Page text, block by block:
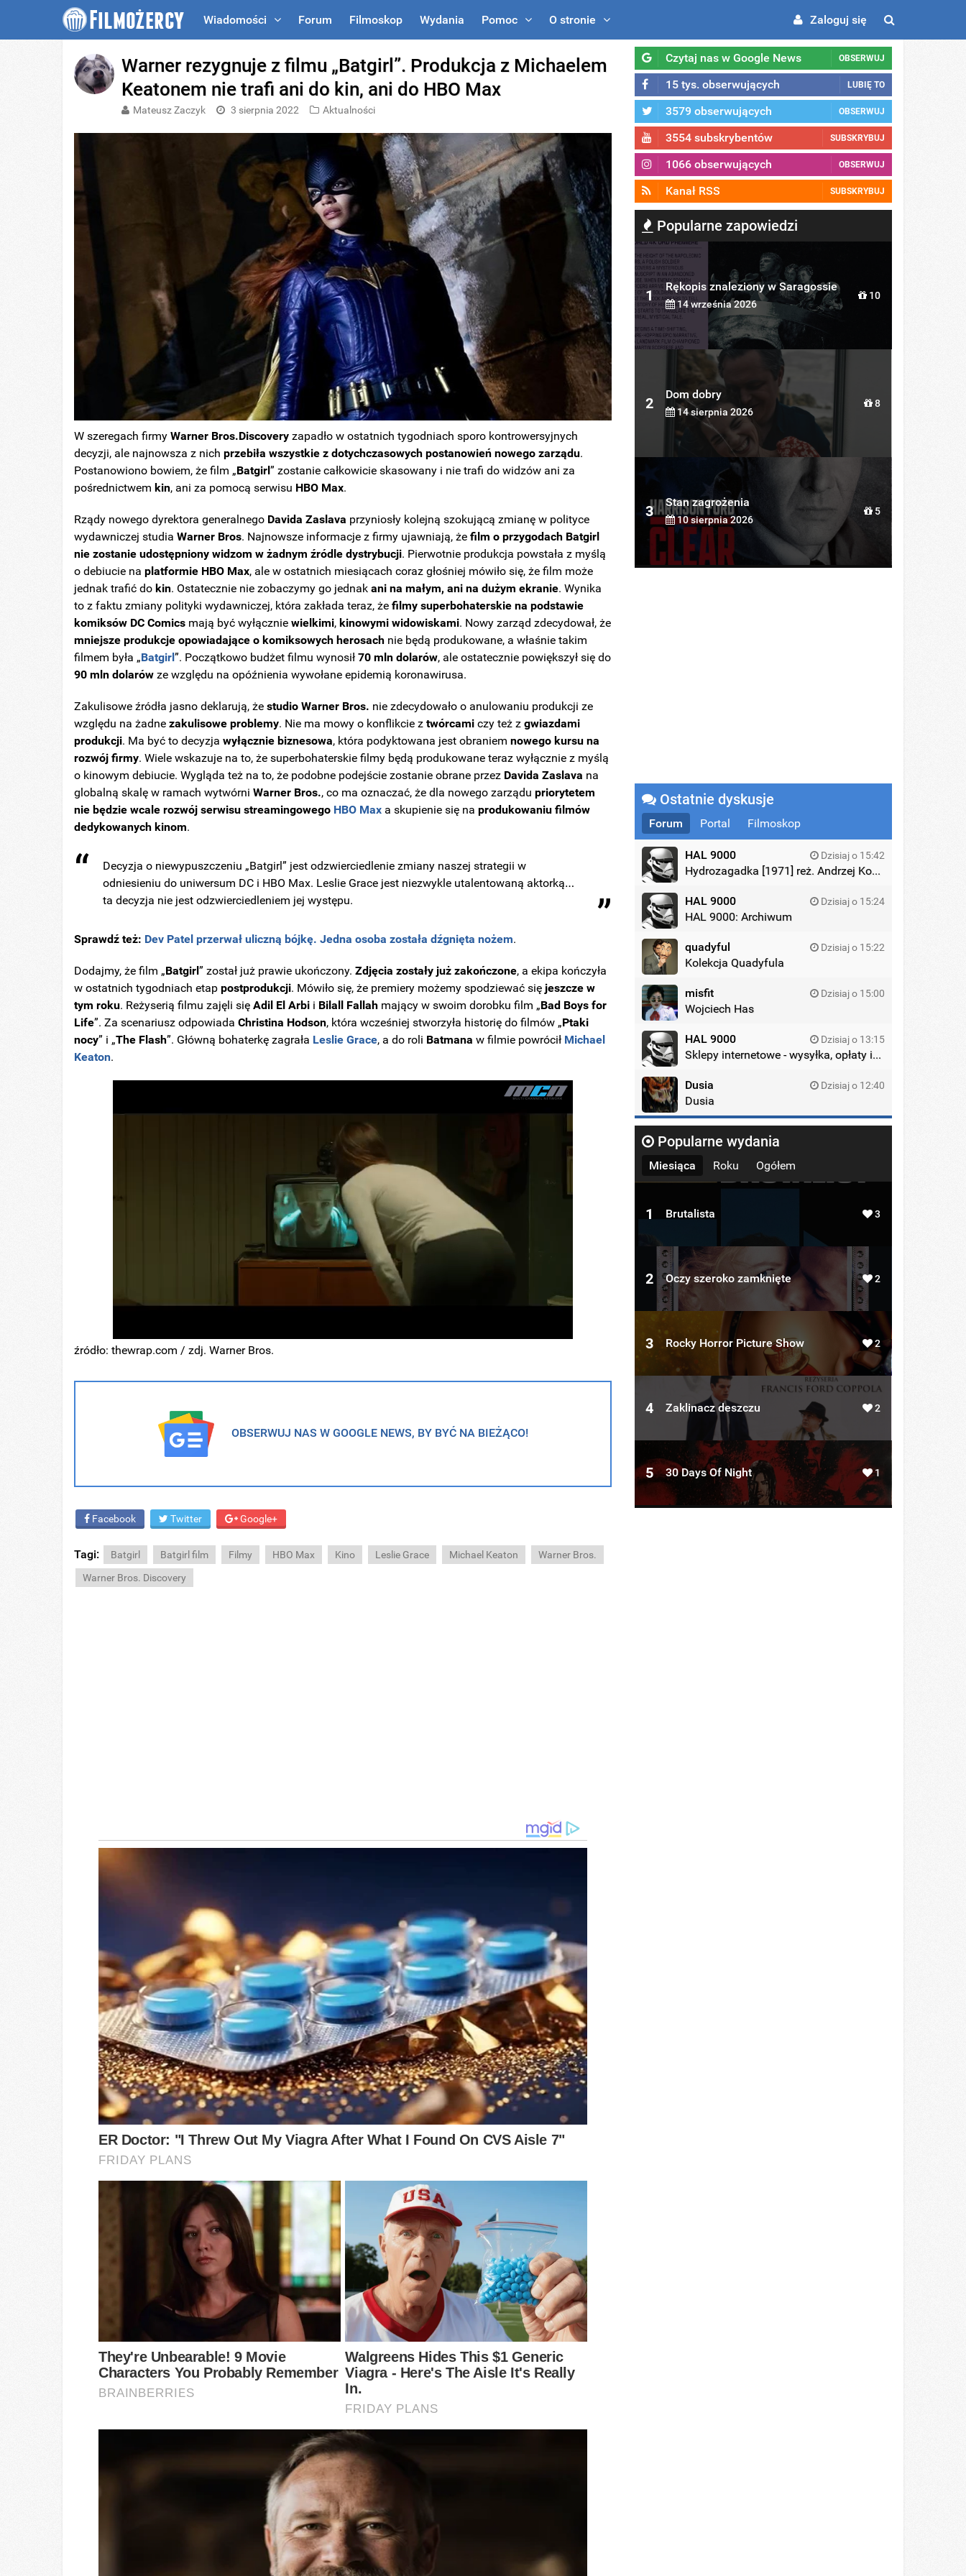
Wiadomości Forum Filmoskop Wydania Pomoc O stronie Zaloguj się
Warner rezygnuje z filmu „Batgirl”. Produkcja z Michaelem
Keatonem nie trafi ani do kin, ani do HBO Max
Mateusz Zaczyk 3 sierpnia 2022 Aktualności
W szeregach firmyWarner Bros.Discovery zapadło w ostatnich tygodniach sporo kontrowersyjnych
decyzji, ale najnowsza z nichprzebiła wszystkie z dotychczasowych postanowień nowego zarządu.
Postanowiono bowiem, że film „Batgirl” zostanie całkowicie skasowany i nie trafi do widzów ani za
pośrednictwemkin, ani za pomocą serwisu HBO Max.
Rządy nowegodyrektora generalnego Davida Zaslava przyniosły kolejną szokującą zmianę w polityce
wydawniczej studiaWarner Bros. Najnowsze informacje z firmy ujawniają, że film o przygodach Batgirl
nie zostanie udostępniony widzom w żadnym źródle dystrybucji. Pierwotnie produkcja powstała z myślą
o debiucie naplatformie HBO Max, ale w ostatnich miesiącach coraz głośniej mówiło się, że film może
jednak trafić dokin. Ostatecznie nie zobaczymy go jednakani na małym, ani na dużym ekranie. Wynika
to z faktu zmiany polityki wydawniczej, która zakłada teraz, żefilmy superbohaterskie na podstawie
komiksów DC Comics mają być wyłączniewielkimi,kinowymi widowiskami. Nowy zarząd zdecydował, że
mniejsze produkcje opowiadające o komiksowych herosach nie będą produkowane, a właśnie takim
filmem była „Batgirl”. Początkowo budżet filmu wynosił70 mln dolarów, ale ostatecznie powiększył się do
90 mln dolarów ze względu na opóźnienia wywołane epidemią koronawirusa.
Zakulisowe źródła jasno deklarują, żestudio Warner Bros. nie zdecydowało o anulowaniu produkcji ze
względu na żadnezakulisowe problemy. Nie ma mowy o konflikcie ztwórcami czy też zgwiazdami
produkcji. Ma być to decyzja wyłącznie biznesowa, która podyktowana jest obraniemnowego kursu na
rozwój firmy. Wiele wskazuje na to, że superbohaterskie filmy będą produkowane teraz wyłącznie z myślą
o kinowym debiucie. Wygląda też na to, że podobne podejście zostanie obrane przez Davida Zaslava na
globalną skalę w ramach wytwórniWarner Bros., co ma oznaczać, że dla nowego zarządupriorytetem
nie będzie wcale rozwój serwisu streamingowego HBO Max a skupienie się na produkowaniu filmów
dedykowanych kinom.
Decyzja o niewypuszczeniu „Batgirl” jest odzwierciedlenie zmiany naszej strategii w
odniesieniu do uniwersum DC i HBO Max. Leslie Grace jest niezwykle utalentowaną aktorką…
ta decyzja nie jest odzwierciedleniem jej występu.
Sprawdź też: Dev Patel przerwał uliczną bójkę. Jedna osoba została dźgnięta nożem.
Dodajmy, że film „Batgirl” został już prawie ukończony.Zdjęcia zostały już zakończone, a ekipa kończyła
w ostatnich tygodniach etappostprodukcji. Mówiło się, że premiery możemy spodziewać się jeszcze w
tym roku. Reżyserią filmu zajęli się Adil El Arbi i Bilall Fallah mający w swoim dorobku film „Bad Boys for
Life”. Za scenariusz odpowiada Christina Hodson, która wcześniej stworzyła historię do filmów „Ptaki
nocy” i „The Flash”. Główną bohaterkę zagrała Leslie Grace, a do roli Batmana w filmie powrócił Michael
Keaton.
źródło: thewrap.com / zdj. Warner Bros.
OBSERWUJ NAS W GOOGLE NEWS, BY BYĆ NA BIEŻĄCO!
Facebook Twitter Google+
Tagi: Batgirl Batgirl film Filmy HBO Max Kino Leslie Grace Michael Keaton
Warner Bros.
Warner Bros. Discovery
Czytaj nas w Google News OBSERWUJ
15 tys. obserwujących LUBIĘ TO
3579 obserwujących OBSERWUJ
3554 subskrybentów SUBSKRYBUJ
1066 obserwujących OBSERWUJ
Kanał RSS SUBSKRYBUJ
Popularne zapowiedzi
1
Rękopis znaleziony w Saragossie
14 września 2026
10
2
Dom dobry
14 sierpnia 2026
8
3
Stan zagrożenia
10 sierpnia 2026
5
Ostatnie dyskusje
Forum Portal Filmoskop
HAL 9000 Dzisiaj o 15:42
Hydrozagadka [1971] reż. Andrzej Kondratiuk
HAL 9000 Dzisiaj o 15:24
HAL 9000: Archiwum
quadyful Dzisiaj o 15:22
Kolekcja Quadyfula
misfit Dzisiaj o 15:00
Wojciech Has
HAL 9000 Dzisiaj o 13:15
Sklepy internetowe - wysyłka, opłaty itd.
Dusia Dzisiaj o 12:40
Dusia
Popularne wydania
Miesiąca Roku Ogółem
1 Brutalista 3
2 Oczy szeroko zamknięte 2
3 Rocky Horror Picture Show 2
4 Zaklinacz deszczu 2
5 30 Days Of Night 1